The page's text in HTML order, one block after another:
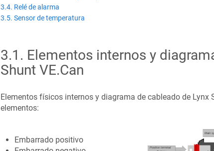
3.4. Relé de alarma
3.5. Sensor de temperatura
3.1 . Elementos internos y
Shunt VE.Can
Elementos físicos internos y diagrama de cableado de Lynx
elementos:
Embarrado positivo